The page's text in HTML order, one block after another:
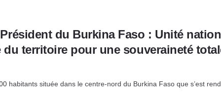
du Burkina Faso : Unité
territoire pour une souveraineté
habitants située dans le centre-nord du Burkina Faso que s’est